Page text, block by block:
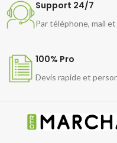
Support 24/7
Par téléphone, mail
100% Pro
Devis rapide et